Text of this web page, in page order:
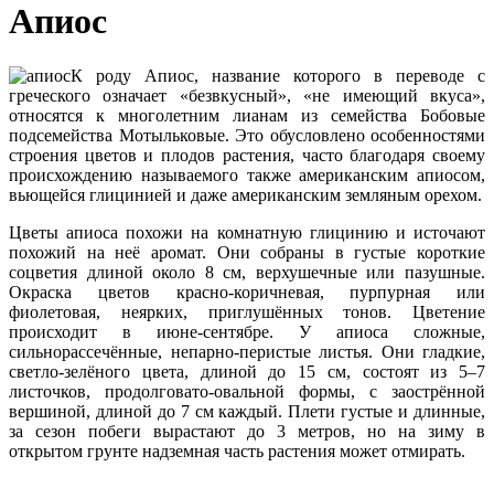
Апиос
К роду Апиос, название которого в переводе с
греческого означает «безвкусный», «не имеющий вкуса»,
относятся к многолетним лианам из семейства Бобовые
подсемейства Мотыльковые. Это обусловлено особенностями
строения цветов и плодов растения, часто благодаря своему
происхождению называемого также американским апиосом,
вьющейся глицинией и даже американским земляным орехом.
Цветы апиоса похожи на комнатную глицинию и источают
похожий на неё аромат. Они собраны в густые короткие
соцветия длиной около 8 см, верхушечные или пазушные.
Окраска цветов красно-коричневая, пурпурная или
фиолетовая, неярких, приглушённых тонов. Цветение
происходит в июне-сентябре. У апиоса сложные,
сильнорассечённые, непарно-перистые листья. Они гладкие,
светло-зелёного цвета, длиной до 15 см, состоят из 5–7
листочков, продолговато-овальной формы, с заострённой
вершиной, длиной до 7 см каждый. Плети густые и длинные,
за сезон побеги вырастают до 3 метров, но на зиму в
открытом грунте надземная часть растения может отмирать.